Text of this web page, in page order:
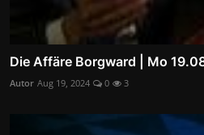
Die Affäre Borgward | Mo
Autor Aug 19, 2024 0 3